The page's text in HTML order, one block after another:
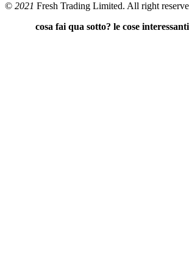
© 2021 Fresh Trading Limited. All right
cosa fai qua sotto? le cose